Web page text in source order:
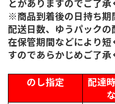
とがありますのでご了承
※商品到着後の日持ち期
配送日数、ゆうパック
在保管期間などにより
すのであらかじめご了承
のし指定
配達